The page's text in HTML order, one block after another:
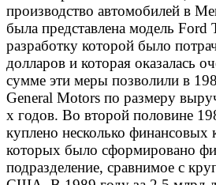
производство автомобилей в
была представлена модель Ford
разработку которой было
долларов и которая оказалась
сумме эти меры позволили в
General Motors по размеру
х годов. Во второй половине
куплено несколько финансовых
которых было сформировано
подразделение, сравнимое с